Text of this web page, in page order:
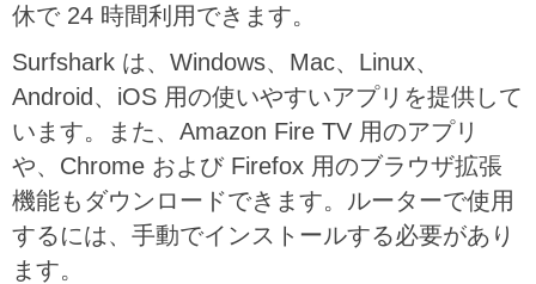
休で 24 時間利用できます。
Surfshark は、Windows、Mac、Linux、
Android、iOS 用の使いやすいアプリを提供して
います。また、Amazon Fire TV 用のアプリ
や、Chrome および Firefox 用のブラウザ拡張
機能もダウンロードできます。ルーターで使用
するには、手動でインストールする必要があり
ます。